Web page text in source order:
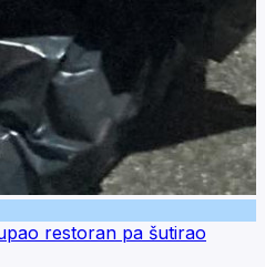
restoran pa šutirao